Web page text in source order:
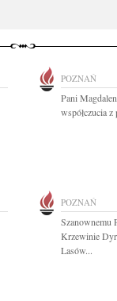
POZNAŃ
Pani
współczucia
POZNAŃ
Szanownemu
Krzewinie
Lasów...